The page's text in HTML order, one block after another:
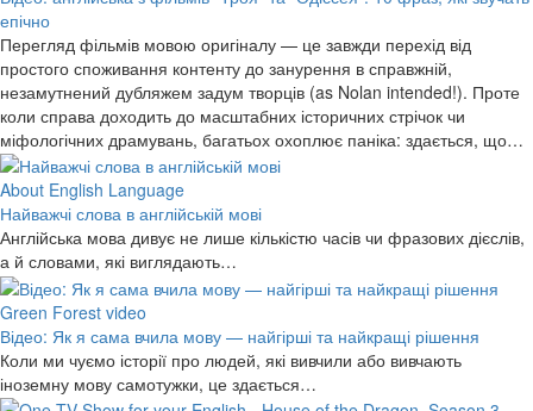
епічно
Перегляд фільмів мовою оригіналу — це завжди перехід від
простого споживання контенту до занурення в справжній,
незамутнений дубляжем задум творців (as Nolan intended!). Проте
коли справа доходить до масштабних історичних стрічок чи
міфологічних драмувань, багатьох охоплює паніка: здається, що…
About English Language
Найважчі слова в англійській мові
Англійська мова дивує не лише кількістю часів чи фразових дієслів,
а й словами, які виглядають…
Green Forest video
Відео: Як я сама вчила мову — найгірші та найкращі рішення
Коли ми чуємо історії про людей, які вивчили або вивчають
іноземну мову самотужки, це здається…